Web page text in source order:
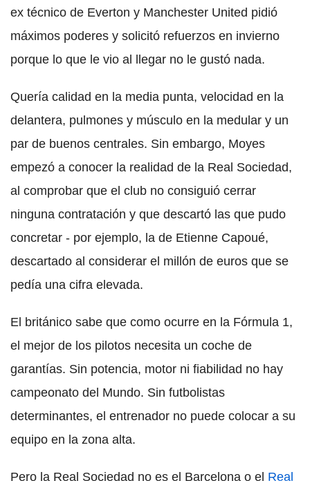
ex técnico de Everton y Manchester United pidió
máximos poderes y solicitó refuerzos en invierno
porque lo que le vio al llegar no le gustó nada.
Quería calidad en la media punta, velocidad en la
delantera, pulmones y músculo en la medular y un
par de buenos centrales. Sin embargo, Moyes
empezó a conocer la realidad de la Real Sociedad,
al comprobar que el club no consiguió cerrar
ninguna contratación y que descartó las que pudo
concretar - por ejemplo, la de Etienne Capoué,
descartado al considerar el millón de euros que se
pedía una cifra elevada.
El británico sabe que como ocurre en la Fórmula 1,
el mejor de los pilotos necesita un coche de
garantías. Sin potencia, motor ni fiabilidad no hay
campeonato del Mundo. Sin futbolistas
determinantes, el entrenador no puede colocar a su
equipo en la zona alta.
Pero la Real Sociedad no es el Barcelona o el Real